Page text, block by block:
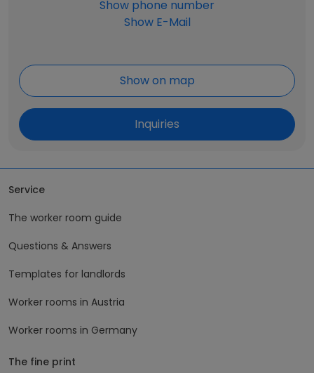
Show phone number
Show E-Mail
Show on map
Inquiries
Service
The worker room guide
Questions & Answers
Templates for landlords
Worker rooms in Austria
Worker rooms in Germany
The fine print